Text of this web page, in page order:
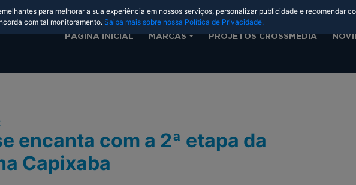
para melhorar a sua experiência em nossos serviços, personalizar publicidade e recomendar
com tal monitoramento. Saiba mais sobre nossa Política de Privacidade.
PÁGINA INICIAL MARCAS PROJETOS CROSSMEDIA
encanta com a 2ª etapa da
Capixaba